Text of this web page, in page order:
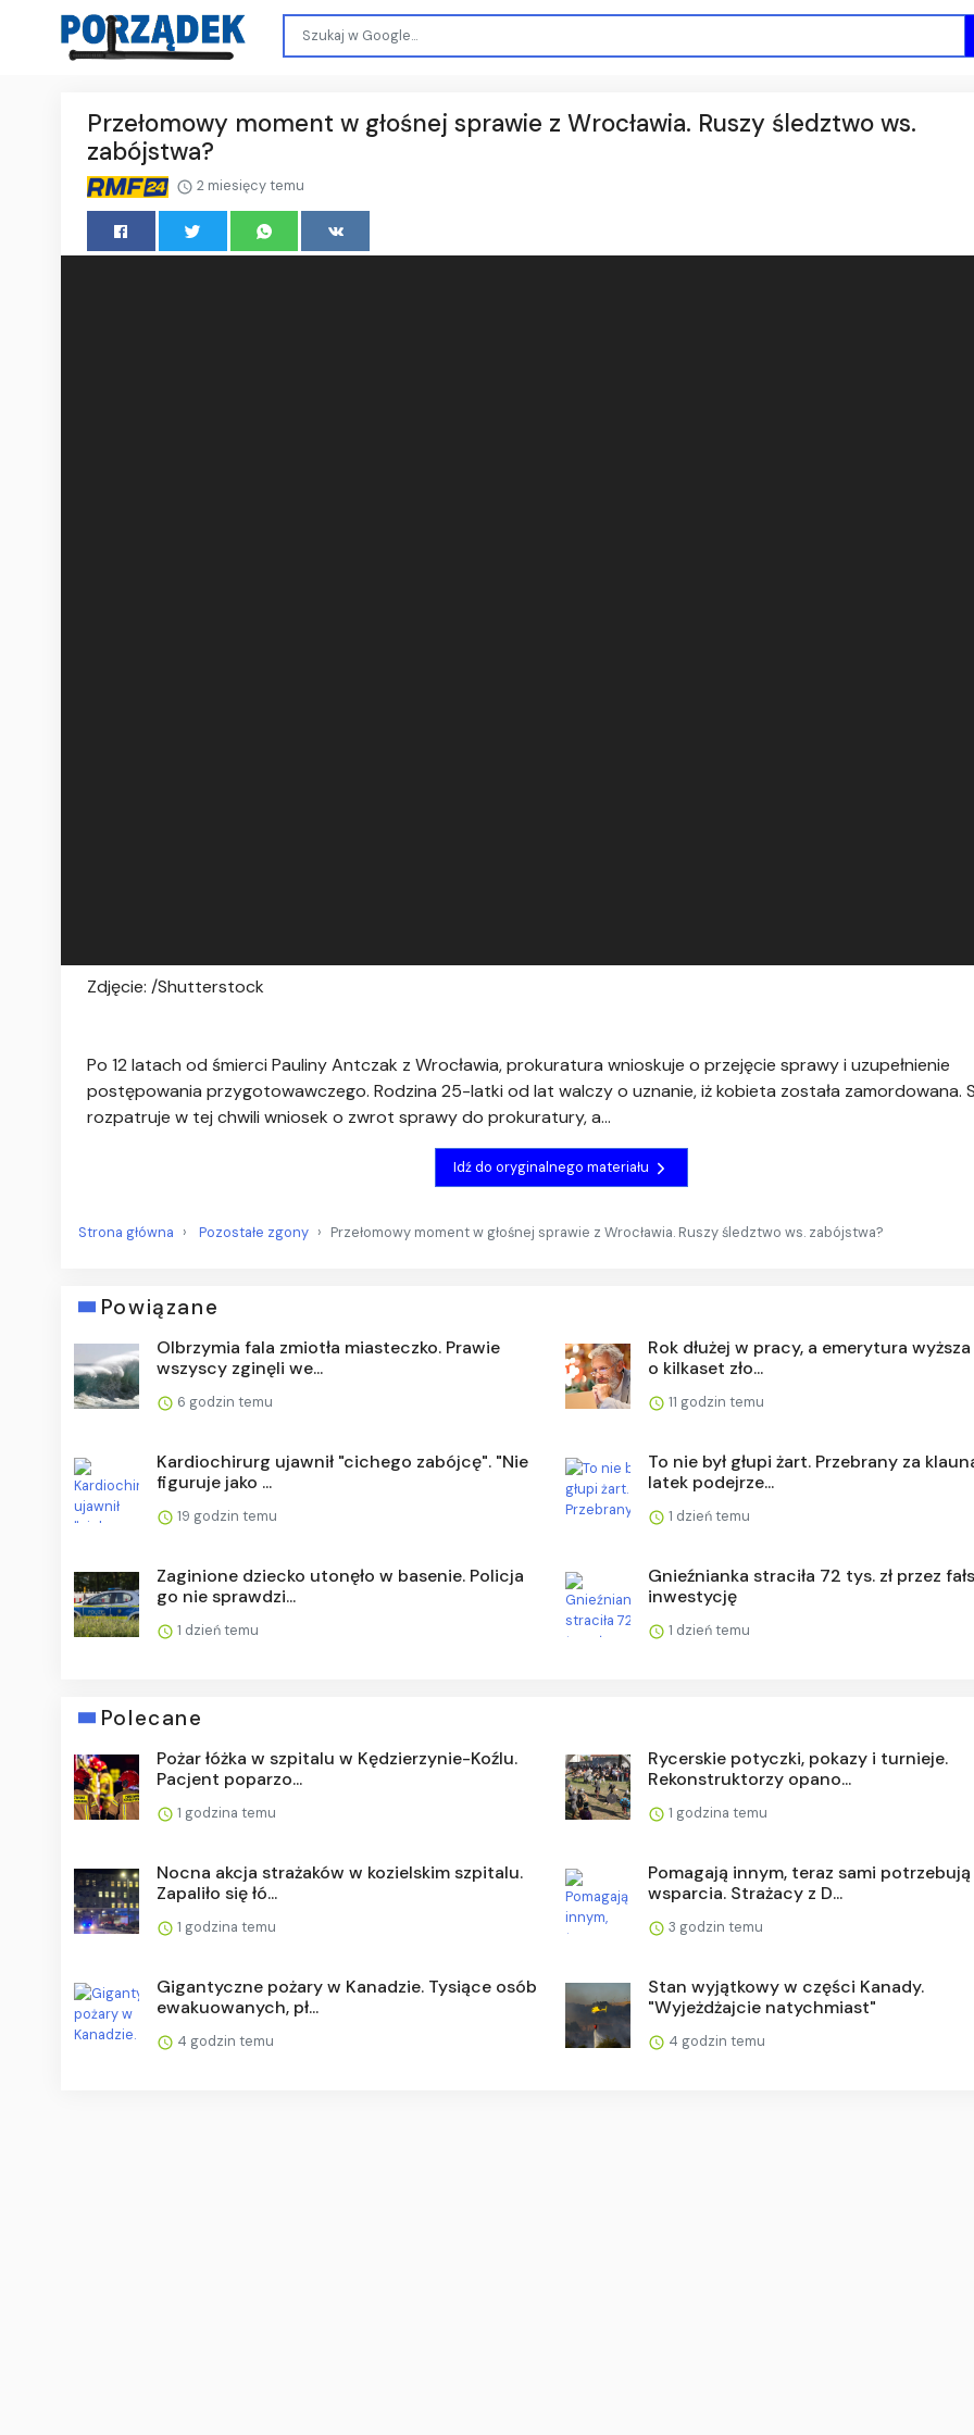
Przełomowy moment w głośnej sprawie z Wrocławia. Ruszy śledztwo ws.
zabójstwa?
2 miesięcy temu
Zdjęcie: /Shutterstock
Po 12 latach od śmierci Pauliny Antczak z Wrocławia, prokuratura wnioskuje o przejęcie sprawy i uzupełnienie
postępowania przygotowawczego. Rodzina 25-latki od lat walczy o uznanie, iż kobieta została zamordowana.
rozpatruje w tej chwili wniosek o zwrot sprawy do prokuratury, a...
Idź do oryginalnego materiału
Strona główna Pozostałe zgony Przełomowy moment w głośnej sprawie z Wrocławia. Ruszy śledztwo ws. zabójstwa?
Powiązane
Olbrzymia fala zmiotła miasteczko. Prawie
wszyscy zginęli we...
6 godzin temu
Rok dłużej w pracy, a emerytura
o kilkaset zło...
11 godzin temu
Kardiochirurg ujawnił "cichego zabójcę". "Nie
figuruje jako ...
19 godzin temu
To nie był głupi żart. Przebrany za
latek podejrze...
1 dzień temu
Zaginione dziecko utonęło w basenie. Policja
go nie sprawdzi...
1 dzień temu
Gnieźnianka straciła 72 tys. zł przez
inwestycję
1 dzień temu
Polecane
Pożar łóżka w szpitalu w Kędzierzynie-Koźlu.
Pacjent poparzo...
1 godzina temu
Rycerskie potyczki, pokazy i turnieje.
Rekonstruktorzy opano...
1 godzina temu
Nocna akcja strażaków w kozielskim szpitalu.
Zapaliło się łó...
1 godzina temu
Pomagają innym, teraz sami potrzebują
wsparcia. Strażacy z D...
3 godzin temu
Gigantyczne pożary w Kanadzie. Tysiące osób
ewakuowanych, pł...
4 godzin temu
Stan wyjątkowy w części Kanady.
"Wyjeżdżajcie natychmiast"
4 godzin temu